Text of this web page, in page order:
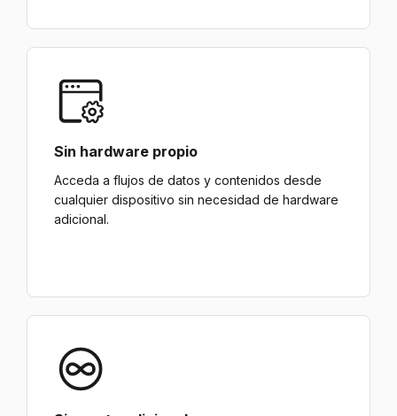
Sin hardware propio
Acceda a flujos de datos y contenidos desde
cualquier dispositivo sin necesidad de hardware
adicional.